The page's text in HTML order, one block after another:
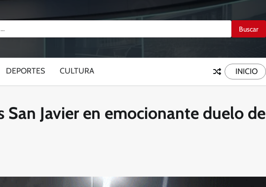
DEPORTES CULTURA INICIO
San Javier en emocionante duelo de